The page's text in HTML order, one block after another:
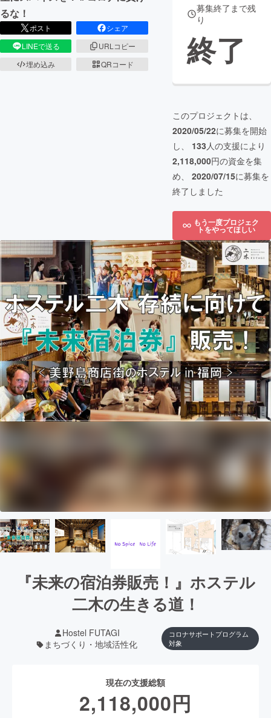
るな！
ポスト
シェア
LINEで送る
URLコピー
埋め込み
QRコード
募集終了まで残
り
終了
このプロジェクトは、
2020/05/22に募集を開始
し、 133人の支援により
2,118,000円の資金を集
め、 2020/07/15に募集を
終了しました
もう一度プロジェク
トをやってほしい
『未来の宿泊券販売！』ホステル
二木の生きる道！
Hostel FUTAGI
まちづくり・地域活性化
コロナサポートプログラム
対象
現在の支援総額
2,118,000円